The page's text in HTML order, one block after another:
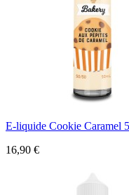
E-liquide Cookie Caramel
16,90 €